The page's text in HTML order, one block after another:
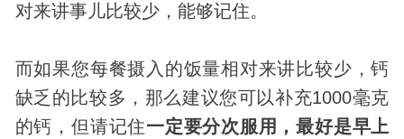
对来讲事儿比较少，能够记住。
而如果您每餐摄入的饭量相对来讲比较少，钙
缺乏的比较多，那么建议您可以补充1000毫克
的钙，但请记住一定要分次服用，最好是早上